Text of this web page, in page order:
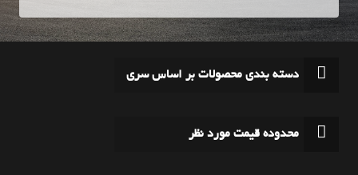
دسته بندی محصولات بر اساس سری
محدوده قیمت مورد نظر